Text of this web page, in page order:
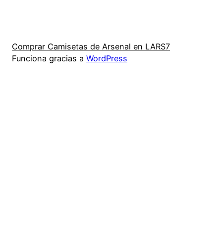
Comprar Camisetas de Arsenal en LARS7
Funciona gracias a WordPress